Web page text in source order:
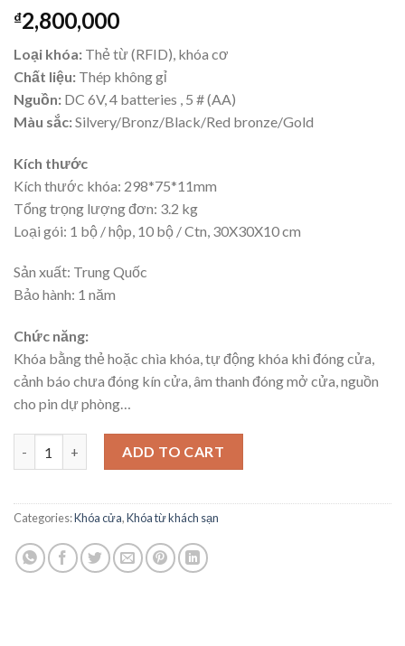
₫2,800,000
Loại khóa: Thẻ từ (RFID), khóa cơ
Chất liệu: Thép không gỉ
Nguồn: DC 6V, 4 batteries , 5 # (AA)
Màu sắc:Silvery/Bronz/Black/Red bronze/Gold
Kích thước
Kích thước khóa: 298*75*11mm
Tổng trọng lượng đơn: 3.2 kg
Loại gói: 1 bộ / hộp, 10 bộ / Ctn, 30X30X10 cm
Sản xuất: Trung Quốc
Bảo hành: 1 năm
Chức năng:
Khóa bằng thẻ hoặc chìa khóa, tự động khóa khi đóng cửa,
cảnh báo chưa đóng kín cửa, âm thanh đóng mở cửa, nguồn
cho pin dự phòng…
ADD TO CART
Categories:Khóa cửa,Khóa từ khách sạn